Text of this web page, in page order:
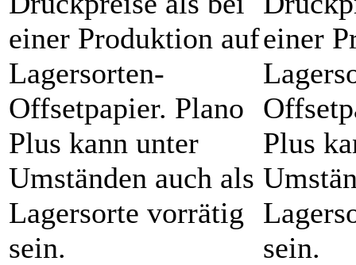
einer Produktion auf
Lagersorten-
Offsetpapier. Plano
Plus kann unter
Umständen auch als
Lagersorte vorrätig
sein.
einer
Plus
sein.